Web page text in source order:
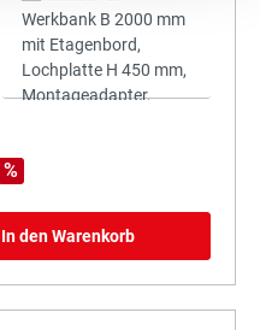
%
In den Warenkorb